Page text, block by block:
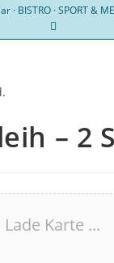
· BISTRO · SPORT &
– 2
Lade Karte ...